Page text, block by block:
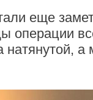
еще
операции
а